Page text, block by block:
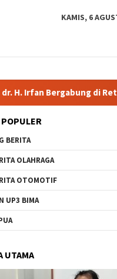
KAMIS, 6
di Retreat Magelang
BERITA
OLAHRAGA
OTOMOTIF
UP3 BIMA
UTAMA